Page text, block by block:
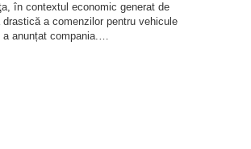
în contextul economic generat de
drastică a comenzilor pentru vehicule
a anunțat compania.…